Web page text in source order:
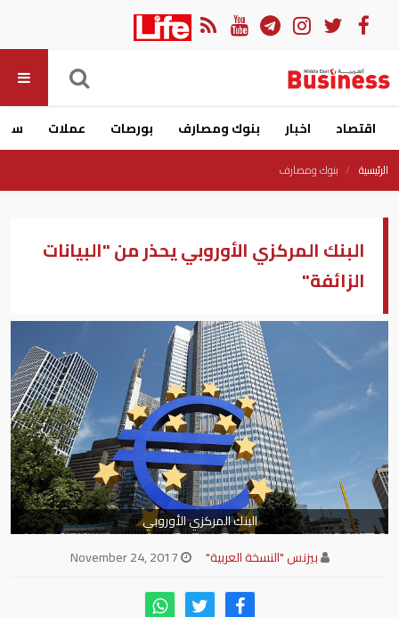
اقتصاد اخبار بنوك ومصارف بورصات عملات
الرئيسية بنوك ومصارف
البنك المركزي الأوروبي يحذر من "البيانات
الزائفة"
البنك المركزي الأوروبي
بيزنس "النسخة العربية"